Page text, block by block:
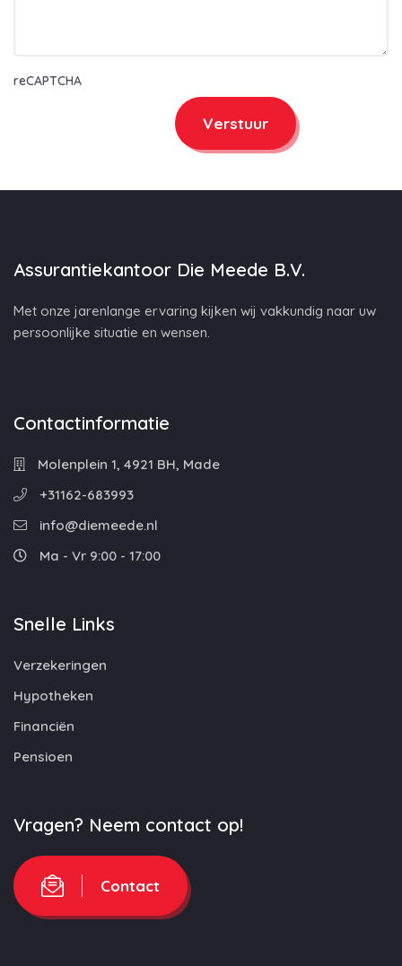
reCAPTCHA
Verstuur
Assurantiekantoor Die Meede B.V.
Met onze jarenlange ervaring kijken wij vakkundig naar uw
persoonlijke situatie en wensen.
Contactinformatie
Molenplein 1, 4921 BH, Made
+31162-683993
info@diemeede.nl
Ma - Vr 9:00 - 17:00
Snelle Links
Verzekeringen
Hypotheken
Financiën
Pensioen
Vragen? Neem contact op!
Contact